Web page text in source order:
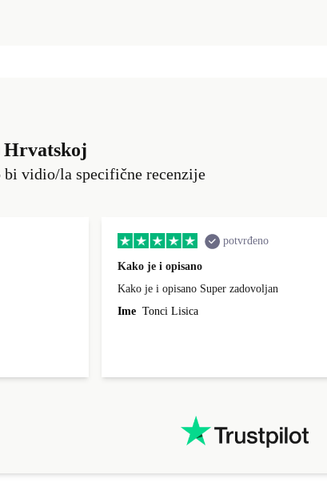
Hrvatskoj
vidio/la specifične recenzije
potvrđeno
Kako je i opisano
Kako je i opisano Super zadovoljan
Ime Tonci Lisica